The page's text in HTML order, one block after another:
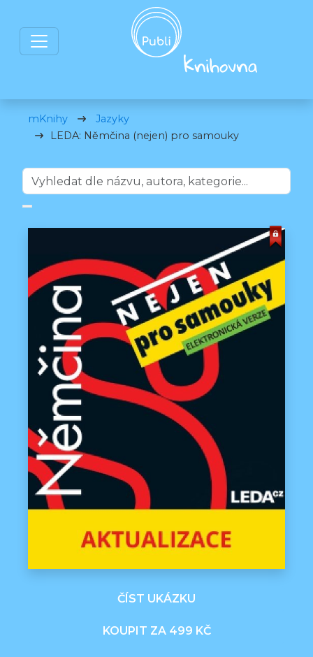
mKnihy
Jazyky
LEDA: Němčina (nejen) pro samouky
ČÍST UKÁZKU
KOUPIT ZA 499 KČ